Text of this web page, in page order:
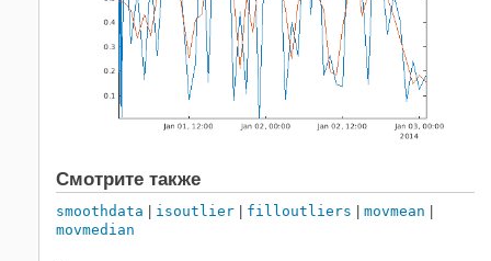
Смотрите также
smoothdata isoutlier filloutliers movmean
movmedian